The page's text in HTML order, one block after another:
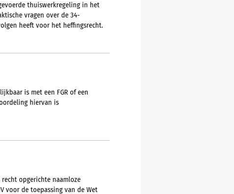
thuiswerkregeling in het
vragen over de 34-
heeft voor het heffingsrecht.
is met een FGR of een
hiervan is
opgerichte naamloze
voor de toepassing van de Wet